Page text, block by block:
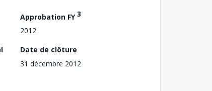
Approbation FY3
2012
Date de clôture
31 décembre 2012